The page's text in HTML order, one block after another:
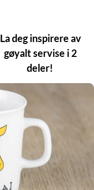
La deg inspirere av
gøyalt servise i 2
deler!